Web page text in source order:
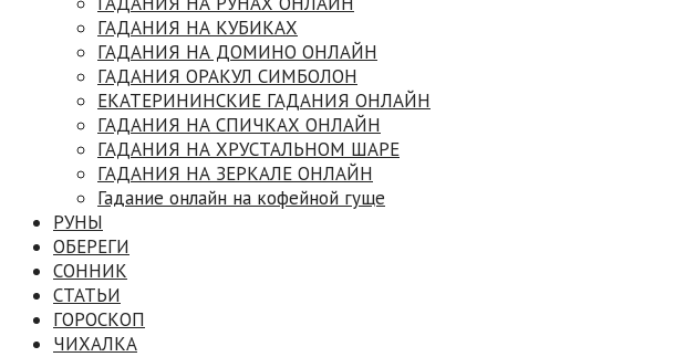
ГАДАНИЯ НА КУБИКАХ
ГАДАНИЯ НА ДОМИНО ОНЛАЙН
ГАДАНИЯ ОРАКУЛ СИМБОЛОН
ЕКАТЕРИНИНСКИЕ ГАДАНИЯ ОНЛАЙН
ГАДАНИЯ НА СПИЧКАХ ОНЛАЙН
ГАДАНИЯ НА ХРУСТАЛЬНОМ ШАРЕ
ГАДАНИЯ НА ЗЕРКАЛЕ ОНЛАЙН
Гадание онлайн на кофейной гуще
РУНЫ
ОБЕРЕГИ
СОННИК
СТАТЬИ
ГОРОСКОП
ЧИХАЛКА